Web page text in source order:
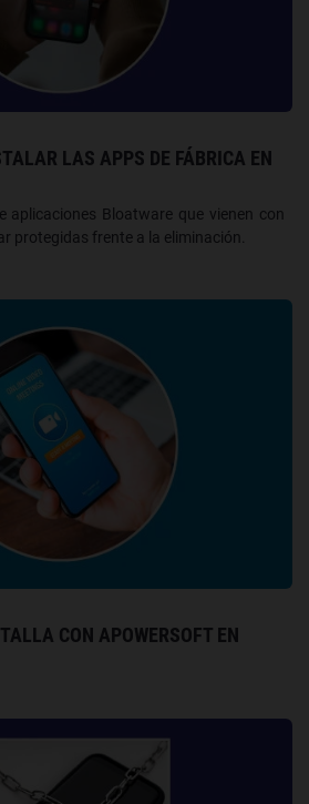
LAS APPS DE FÁBRICA EN
aplicaciones Bloatware que vienen con
protegidas frente a la eliminación.
CON APOWERSOFT EN